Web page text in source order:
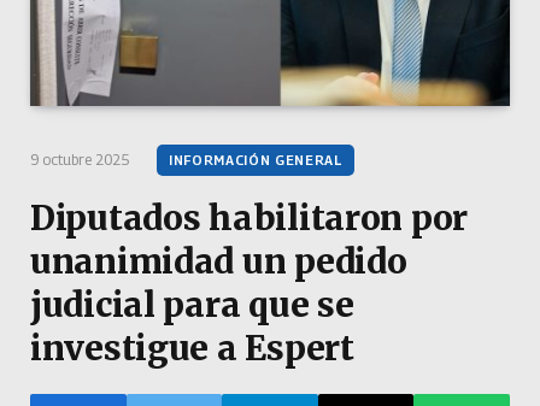
9 octubre 2025 INFORMACIÓN GENERAL
Diputados habilitaron por
unanimidad un pedido
judicial para que se
investigue a Espert